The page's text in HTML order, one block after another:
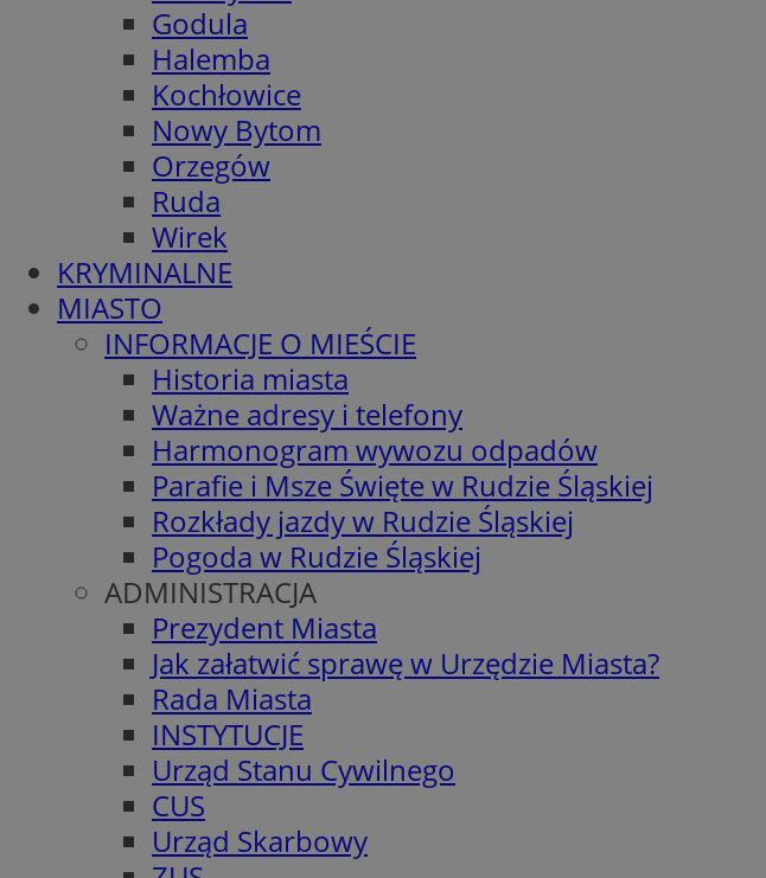
Godula
Halemba
Kochłowice
Nowy Bytom
Orzegów
Ruda
Wirek
KRYMINALNE
MIASTO
INFORMACJE O MIEŚCIE
Historia miasta
Ważne adresy i telefony
Harmonogram wywozu odpadów
Parafie i Msze Święte w Rudzie Śląskiej
Rozkłady jazdy w Rudzie Śląskiej
Pogoda w Rudzie Śląskiej
ADMINISTRACJA
Prezydent Miasta
Jak załatwić sprawę w Urzędzie Miasta?
Rada Miasta
INSTYTUCJE
Urząd Stanu Cywilnego
CUS
Urząd Skarbowy